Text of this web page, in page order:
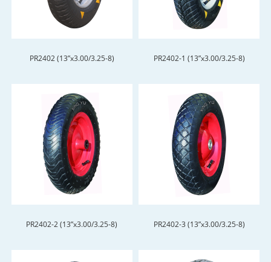
PR2402 (13”x3.00/3.25-8) PR2402-1 (13”x3.00/3.25-8)
PR2402-2 (13”x3.00/3.25-8) PR2402-3 (13”x3.00/3.25-8)